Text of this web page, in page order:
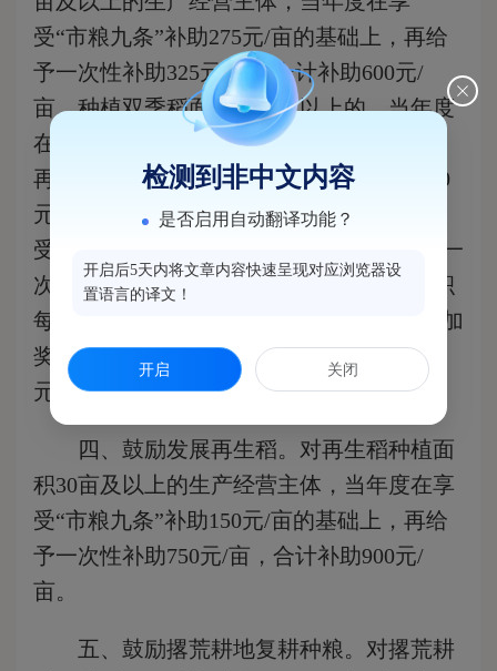
受“市粮九条”补助275元/亩的基础上，再给
予一次性补助325元/亩，合计补助600元/
亩。种植双季稻面积30亩及以上的，当年度
在享受“市粮九条”补助275元/亩的基础上，
再给予一次性补助725元/亩，合计补助1000
元/亩。种植面积达100亩的，当年度在享
受“市粮九条”奖励1万元的基础上，再给予一
次性奖励1万元，合计奖励2万元；种植面积
每增加100亩，当年度在享受“市粮九条”追加
奖励0.5万元的基础上，再追加奖励0.5万
元，合计追加奖励1万元。
四、鼓励发展再生稻。 对再生稻种植面
积30亩及以上的生产经营主体，当年度在享
受“市粮九条”补助150元/亩的基础上，再给
予一次性补助750元/亩，合计补助900元/
亩。
五、鼓励撂荒耕地复耕种粮。 对撂荒耕
检测到非中文内容
是否启用自动翻译功能？
开启后5天内将文章内容快速呈现对应浏览器设
置语言的译文！
开启 关闭